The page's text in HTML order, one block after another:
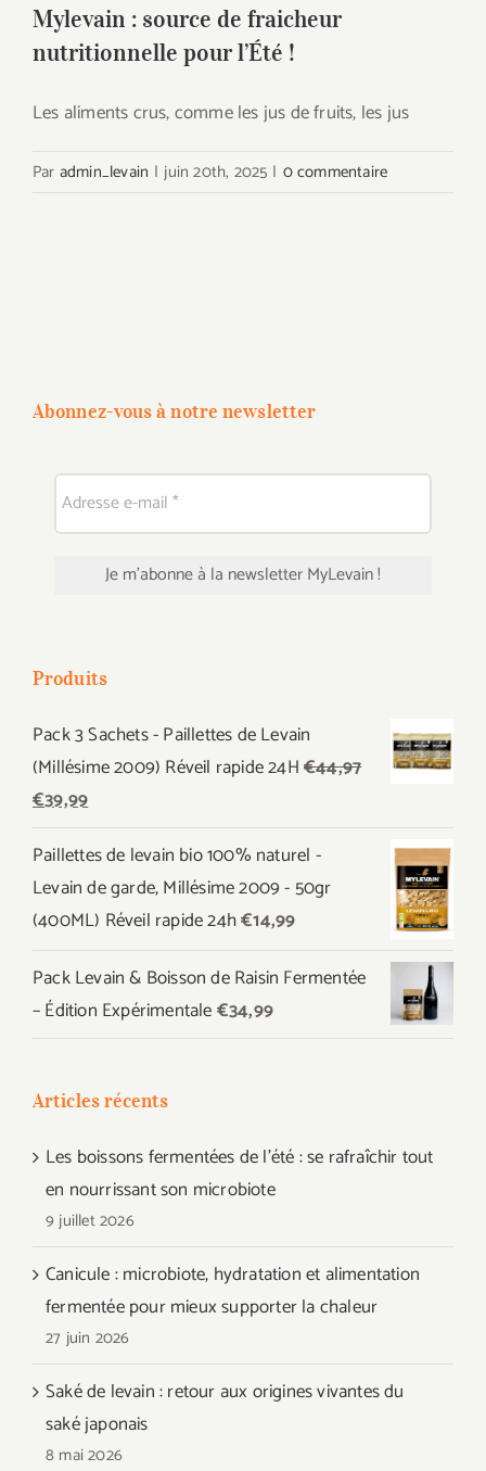
Mylevain : source de fraicheur
nutritionnelle pour l’Été !
Les aliments crus, comme les jus de fruits, les jus
Par admin_levain | juin 20th, 2025 | 0 commentaire
Abonnez-vous à notre newsletter
Produits
Pack 3 Sachets - Paillettes de Levain
(Millésime 2009) Réveil rapide 24H€44,97
Le
initial
était :
€44,97.
€39,99Le
actuel
est :
€39,99.
Paillettes de levain bio 100% naturel -
Levain de garde, Millésime 2009 - 50gr
(400ML) Réveil rapide 24h€14,99
Pack Levain & Boisson de Raisin Fermentée
– Édition Expérimentale€34,99
Articles récents
Les boissons fermentées de l’été : se rafraîchir tout
en nourrissant son microbiote
9 juillet 2026
Canicule : microbiote, hydratation et alimentation
fermentée pour mieux supporter la chaleur
27 juin 2026
Saké de levain : retour aux origines vivantes du
saké japonais
8 mai 2026